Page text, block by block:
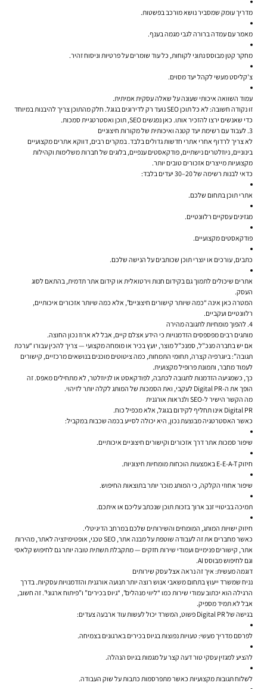
מדריך עומק שמסביר נושא מורכב בפשטות.
מאמר עם עמדה ברורה לגבי מגמה בענף.
מחקר קטן מבוסס נתוני לקוחות, כל עוד שומרים על פרטיות וניסוח זהיר.
צ'קליסט מעשי לקהל יעד מסוים.
עמוד השוואה איכותי שעונה על שאלה עסקית אמיתית.
זו נקודה חשובה: לא כל תוכן SEO נועד רק לדירוגים בגוגל. חלק מהתוכן צריך להיבנות במיוחד
כדי שאנשים ירצו להזכיר אותו. כאן נפגשים SEO, תוכן ואסטרטגיית סמכות.
3. לעבוד עם רשימת יעד קטנה ואיכותית של מקורות חיצוניים
לא צריך לרדוף אחרי אתרי חדשות גדולים בלבד. במקרים רבים, דווקא אתרים מקצועיים
בינוניים, ניוזלטרים נישתיים, פודקאסטים ענפיים, בלוגים של חברות משלימות וקהילות
מקצועיות מייצרים אזכורים טובים יותר.
כדאי לבנות רשימה של 20–30 יעדים בלבד:
אתרי תוכן בתחום שלכם.
מגזינים עסקיים רלוונטיים.
פודקאסטים מקצועיים.
כתבים, עורכים או יוצרי תוכן שכותבים על הנישה שלכם.
אתרים שיכולים לתמוך גם בקידום חנות וירטואלית או קידום אתר תדמית, בהתאם לסוג
העסק.
המטרה כאן אינה “כמה שיותר קישורים חיצוניים”, אלא כמה שיותר אזכורים איכותיים,
רלוונטיים ועקביים.
4. להפוך מומחיות לתגובה מהירה
מותגים רבים מפספסים הזדמנויות כי הידע אצלם קיים, אבל לא ארוז נכון החוצה.
אם יש בחברה מנכ"ל, סמנכ"ל מוצר, יועץ בכיר או מומחה מקצועי — צריך להכין עבורו “ערכת
תגובה”: ביוגרפיה קצרה, תחומי התמחות, כמה ציטוטים מוכנים בנושאים מרכזיים, קישורים
לעמוד מחבר, ותמונת פרופיל מקצועית.
כך, כשמגיעה הזדמנות לתגובה לכתבה, לפודקאסט או לניוזלטר, לא מתחילים מאפס. זה
הופך את ה-Digital PR לעקבי, ואת הסמכות של המותג לקלה יותר לזיהוי.
מה הקשר הישיר ל-SEO ולנראות אורגנית
Digital PR אינו תחליף לקידום בגוגל, אלא מכפיל כוח.
כאשר האסטרטגיה מבוצעת נכון, היא יכולה לסייע בכמה שכבות במקביל:
שיפור סמכות אתר דרך אזכורים וקישורים חיצוניים איכותיים.
חיזוק E-E-A-T באמצעות הוכחות מומחיות חיצוניות.
שיפור אחוזי הקלקה, כי המותג מוכר יותר בתוצאות החיפוש.
תמיכה בביטויי זנב ארוך בזכות תוכן שנכתב עליכם או איתכם.
חיזוק ישויות המותג, המומחים והשירותים שלכם במרחב הדיגיטלי.
כאשר מחברים את זה לעבודה שוטפת על מבנה אתר, SEO טכני, אופטימיזציה לאתר, מהירות
אתר, קישורים פנימיים ועמודי שירות חזקים — מתקבלת תשתית טובה יותר גם לחיפוש קלאסי
וגם לחיפוש מבוסס AI.
דוגמה מעשית: איך זה נראה אצל עסק שירותים
נניח שמשרד ייעוץ בתחום משאבי אנוש רוצה יותר תנועה אורגנית והזדמנויות עסקיות. בדרך
הרגילה הוא יכתוב עמודי שירות כמו “ליווי מנהלים”, “גיוס בכירים” ו”פיתוח ארגוני”. זה חשוב,
אבל לא תמיד מספיק.
בגישה של Digital PR פשוט, המשרד יכול לעשות עוד ארבעה צעדים:
לפרסם מדריך מעשי: טעויות נפוצות בגיוס בכירים בארגונים בצמיחה.
להציע למגזין עסקי טור דעה קצר על מגמות בגיוס הנהלה.
לשלוח תגובות מקצועיות כאשר מתפרסמות כתבות על שוק העבודה.